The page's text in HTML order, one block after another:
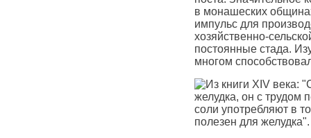
в монашеских
импульс для
хозяйственно-
постоянные стада.
многом